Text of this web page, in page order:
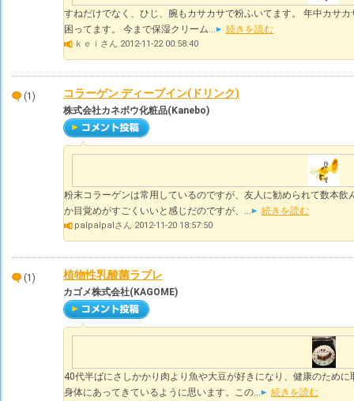
すねだけでなく、ひじ、腕もカサカサで粉ふいてます。 年中カサ
困ってます。 今まで保湿クリーム...
続きを読む
ｋｅｉさん 2012-11-22 00:58:40
(1) コラーゲン ディープイン(ドリンク)
株式会社カネボウ化粧品(Kanebo)
粉末コラーゲンは常用しているのですが、友人に勧められて数本
か目覚めがすごくいいと感じだのですが、...
続きを読む
palpalpalさん 2012-11-20 18:57:50
(1) 植物性乳酸菌ラブレ
カゴメ株式会社(KAGOME)
40代半ばにさしかかり肉より魚や大豆が好きになり、健康のため
身体にあってきているように思います。この...
続きを読む